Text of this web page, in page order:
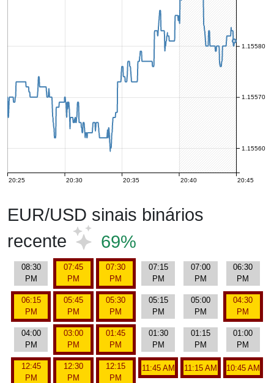
20:25 20:30 20:35 20:40 20:45
1.15560
1.15570
1.15580
EUR/USD sinais binários
recente
69%
08:30
PM
07:45
PM
07:30
PM
07:15
PM
07:00
PM
06:30
PM
06:15
PM
05:45
PM
05:30
PM
05:15
PM
05:00
PM
04:30
PM
04:00
PM
03:00
PM
01:45
PM
01:30
PM
01:15
PM
01:00
PM
12:45
PM
12:30
PM
12:15
PM
11:45 AM 11:15 AM 10:45 AM